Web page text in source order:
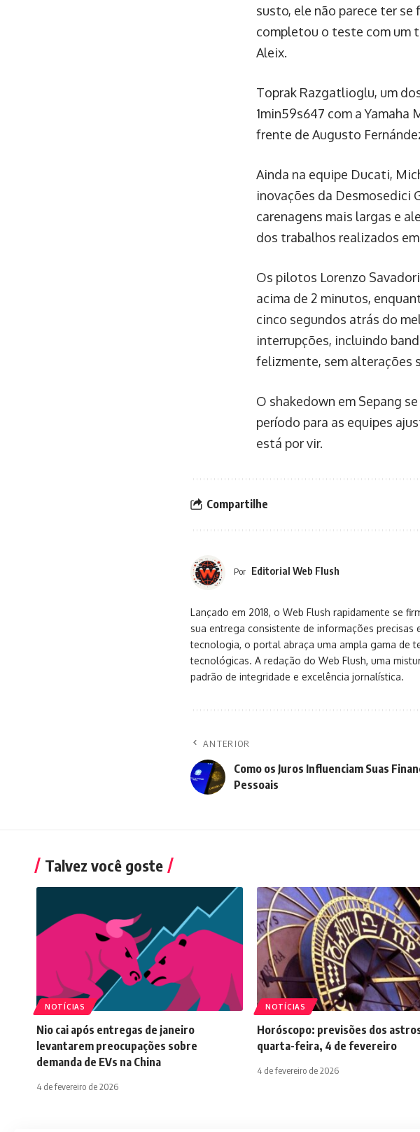
susto, ele não parece ter
completou o teste com um
Aleix.
Toprak Razgatlioglu, um
1min59s647 com a Yamaha
frente de Augusto
Ainda na equipe Ducati,
inovações da Desmosedici
carenagens mais largas e
dos trabalhos realizados
Os pilotos Lorenzo
acima de 2 minutos,
cinco segundos atrás do
interrupções, incluindo
felizmente, sem alterações
O shakedown em Sepang
período para as equipes
está por vir.
Compartilhe
Por Editorial Web Flush
Lançado em 2018, o Web Flush rapidamente se
sua entrega consistente de informações precisas
tecnologia, o portal abraça uma ampla gama de
tecnológicas. A redação do Web Flush, uma
padrão de integridade e excelência jornalística.
ANTERIOR
Como os Juros Influenciam Suas
Pessoais
Talvez você goste
NOTÍCIAS
Nio cai após entregas de janeiro
levantarem preocupações sobre
demanda de EVs na China
4 de fevereiro de 2026
NOTÍCIAS
Horóscopo: previsões dos
quarta-feira, 4 de fevereiro
4 de fevereiro de 2026